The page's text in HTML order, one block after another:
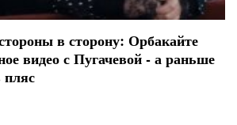
в сторону: Орбакайте
видео с Пугачевой - а раньше
пляс